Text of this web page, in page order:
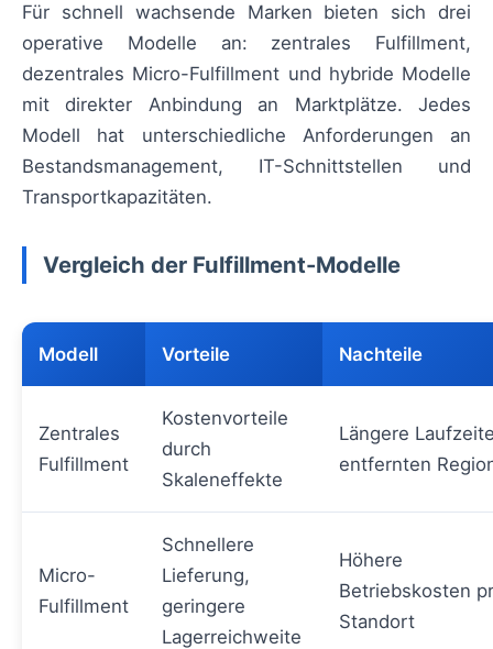
Für schnell wachsende Marken bieten sich drei
operative Modelle an: zentrales Fulfillment,
dezentrales Micro-Fulfillment und hybride Modelle
mit direkter Anbindung an Marktplätze. Jedes
Modell hat unterschiedliche Anforderungen an
Bestandsmanagement, IT-Schnittstellen und
Transportkapazitäten.
Vergleich der Fulfillment-Modelle
Modell Vorteile Nachteile
Zentrales
Fulfillment
Kostenvorteile
durch
Skaleneffekte
Längere
entfernten
Micro-
Fulfillment
Schnellere
Lieferung,
geringere
Lagerreichweite
Höhere
Betriebskosten
Standort